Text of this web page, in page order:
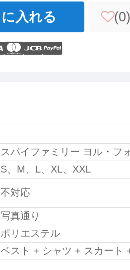
入れる (0)
スパイファミリー ヨル・フ
S、M、L、XL、XXL
不対応
写真通り
ポリエステル
ベスト + シャツ + スカート